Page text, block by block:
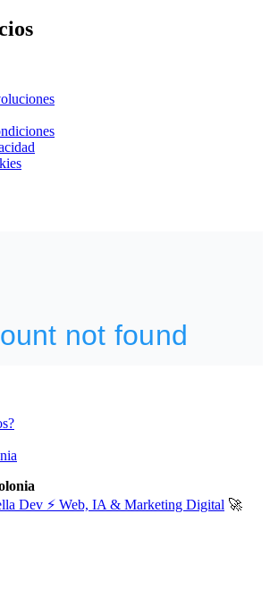
Dev ⚡️ Web, IA & Marketing Digital 🚀